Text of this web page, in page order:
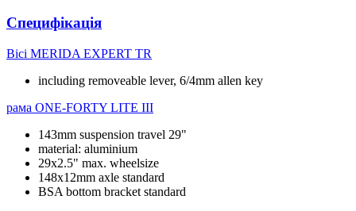
Специфікація
Вісі MERIDA EXPERT TR
including removeable lever, 6/4mm allen key
рама ONE-FORTY LITE III
143mm suspension travel 29"
material: aluminium
29x2.5" max. wheelsize
148x12mm axle standard
BSA bottom bracket standard